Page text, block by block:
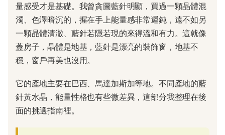
量感受才是基礎。我曾貪圖藍針明顯，買過一顆晶體混
濁、色澤暗沉的，握在手上能量感非常遲鈍，遠不如另
一顆晶體清澈、藍針若隱若現的來得溫和有力。這就像
蓋房子，晶體是地基，藍針是漂亮的裝飾窗，地基不
穩，窗戶再美也沒用。
它的產地主要在巴西、馬達加斯加等地。不同產地的藍
針黃水晶，能量性格也有些微差異，這部分我整理在後
面的挑選指南裡。